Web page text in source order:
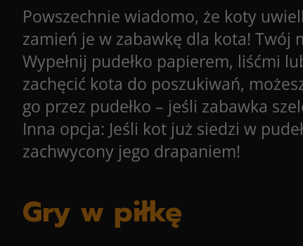
Powszechnie wiadomo, że koty
zamień je w zabawkę dla kota! Twój
Wypełnij pudełko papierem, liśćmi
zachęcić kota do poszukiwań,
go przez pudełko – jeśli zabawka
Inna opcja: Jeśli kot już siedzi w
zachwycony jego drapaniem!
Gry w piłkę